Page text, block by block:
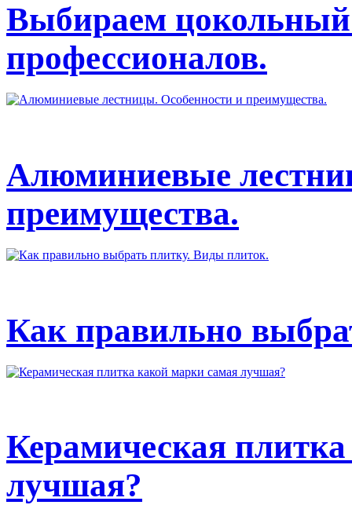
Выбираем цокольный
профессионалов.
Алюминиевые
преимущества.
Как правильно
Керамическая
лучшая?